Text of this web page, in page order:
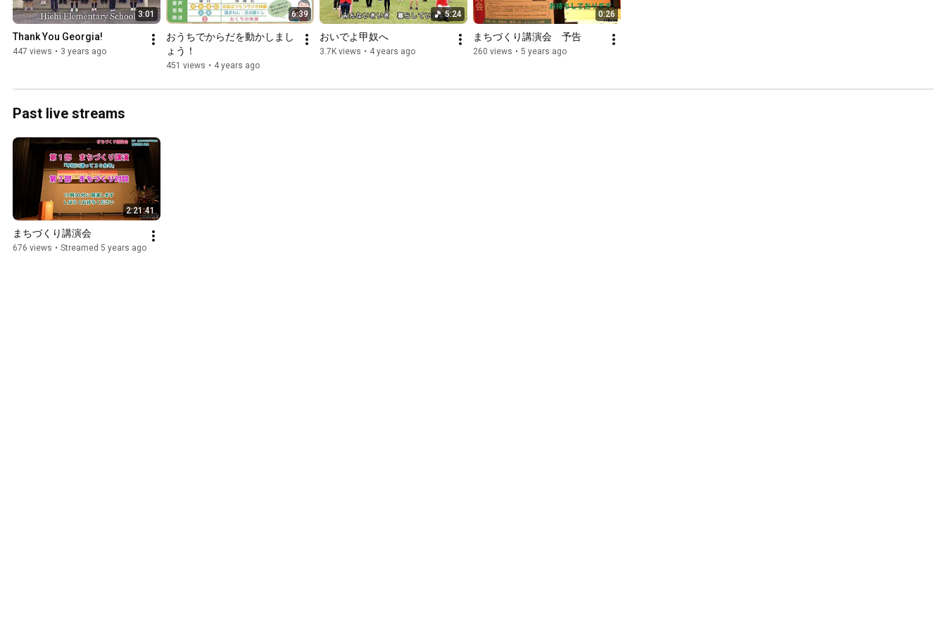
3:01
Thank You Georgia!
447 views • 3 years ago
6:39
おうちでからだを動かしまし
ょう！
451 views • 4 years ago
5:24
おいでよ甲奴へ
3.7K views • 4 years ago
0:26
まちづくり講演会　予告
260 views • 5 years ago
Past live streams
2:21:41
まちづくり講演会
676 views • Streamed 5 years ago